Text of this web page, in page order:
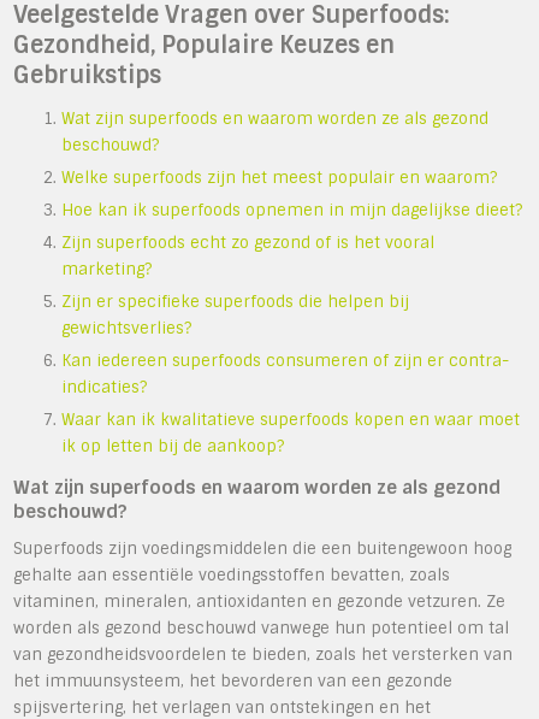
Veelgestelde Vragen over Superfoods:
Gezondheid, Populaire Keuzes en
Gebruikstips
Wat zijn superfoods en waarom worden ze als gezond
beschouwd?
Welke superfoods zijn het meest populair en waarom?
Hoe kan ik superfoods opnemen in mijn dagelijkse dieet?
Zijn superfoods echt zo gezond of is het vooral
marketing?
Zijn er specifieke superfoods die helpen bij
gewichtsverlies?
Kan iedereen superfoods consumeren of zijn er contra-
indicaties?
Waar kan ik kwalitatieve superfoods kopen en waar moet
ik op letten bij de aankoop?
Wat zijn superfoods en waarom worden ze als gezond
beschouwd?
Superfoods zijn voedingsmiddelen die een buitengewoon hoog
gehalte aan essentiële voedingsstoffen bevatten, zoals
vitaminen, mineralen, antioxidanten en gezonde vetzuren. Ze
worden als gezond beschouwd vanwege hun potentieel om tal
van gezondheidsvoordelen te bieden, zoals het versterken van
het immuunsysteem, het bevorderen van een gezonde
spijsvertering, het verlagen van ontstekingen en het